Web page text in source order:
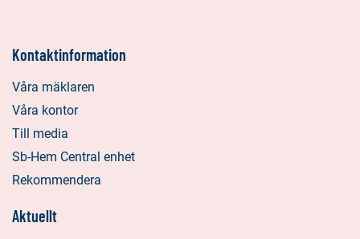
Kontaktinformation
Våra mäklaren
Våra kontor
Till media
Sb-Hem Central enhet
Rekommendera
Aktuellt